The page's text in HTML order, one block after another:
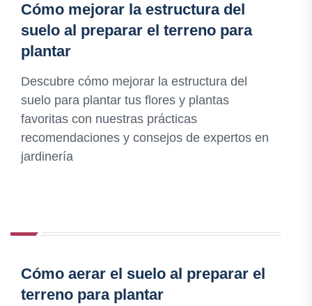
Cómo mejorar la estructura del
suelo al preparar el terreno para
plantar
Descubre cómo mejorar la estructura del
suelo para plantar tus flores y plantas
favoritas con nuestras prácticas
recomendaciones y consejos de expertos en
jardinería
Cómo aerar el suelo al preparar el
terreno para plantar